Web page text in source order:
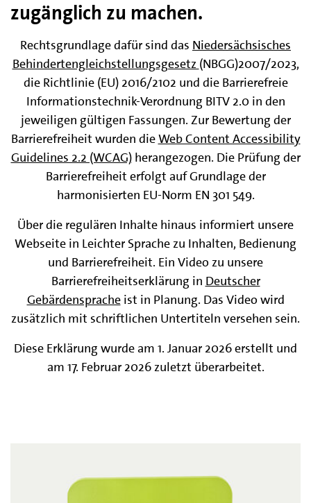
zugänglich zu machen.
Rechtsgrundlage dafür sind das Niedersächsisches
Behindertengleichstellungsgesetz (NBGG)2007/2023,
die Richtlinie (EU) 2016/2102 und die Barrierefreie
Informationstechnik-Verordnung BITV 2.0 in den
jeweiligen gültigen Fassungen. Zur Bewertung der
Barrierefreiheit wurden dieWeb Content Accessibility
Guidelines 2.2 (WCAG)herangezogen. Die Prüfung der
Barrierefreiheit erfolgt auf Grundlage der
harmonisierten EU-Norm EN 301 549.
Über die regulären Inhalte hinaus informiert unsere
Webseite in Leichter Sprache zu Inhalten, Bedienung
und Barrierefreiheit. Ein Video zu unsere
Barrierefreiheitserklärung in Deutscher
Gebärdenspracheist in Planung. Das Video wird
zusätzlich mit schriftlichen Untertiteln versehen sein.
Diese Erklärung wurde am 1. Januar 2026 erstellt und
am 17. Februar 2026 zuletzt überarbeitet.